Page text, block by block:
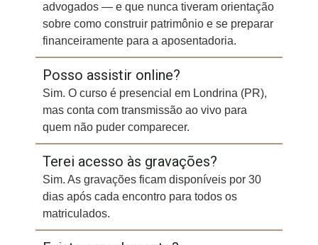
advogados — e que nunca tiveram orientação
sobre como construir patrimônio e se preparar
financeiramente para a aposentadoria.
Posso assistir online?
Sim. O curso é presencial em Londrina (PR),
mas conta com transmissão ao vivo para
quem não puder comparecer.
Terei acesso às gravações?
Sim. As gravações ficam disponíveis por 30
dias após cada encontro para todos os
matriculados.